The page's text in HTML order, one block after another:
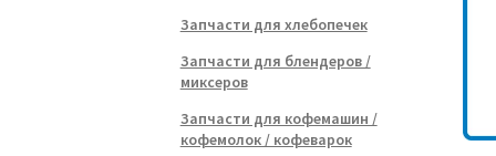
Запчасти для хлебопечек
Запчасти для блендеров /
миксеров
Запчасти для кофемашин /
кофемолок / кофеварок